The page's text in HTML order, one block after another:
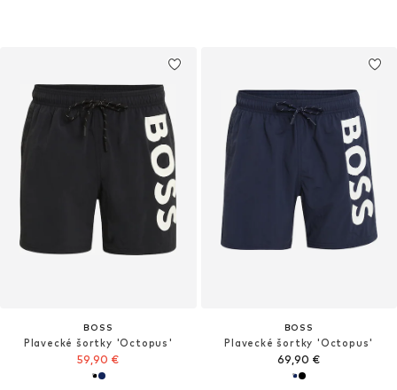
BOSS
Plavecké šortky 'Octopus'
59,90 €
BOSS
Plavecké šortky 'Octopus'
69,90 €